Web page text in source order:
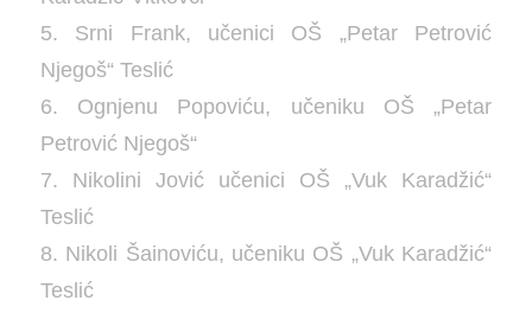
5. Srni Frank, učenici OŠ „Petar Petrović
Njegoš“ Teslić
6. Ognjenu Popoviću, učeniku OŠ „Petar
Petrović Njegoš“
7. Nikolini Jović učenici OŠ „Vuk Karadžić“
Teslić
8. Nikoli Šainoviću, učeniku OŠ „Vuk Karadžić“
Teslić